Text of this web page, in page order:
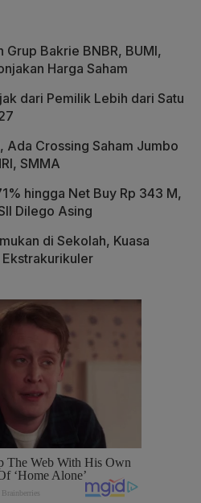
Grup Bakrie BNBR, BUMI,
Harga Saham
dari Pemilik Lebih dari Satu
Ada Crossing Saham Jumbo
SMMA
hingga Net Buy Rp 343 M,
Dilego Asing
di Sekolah, Kuasa
Ekstrakurikuler